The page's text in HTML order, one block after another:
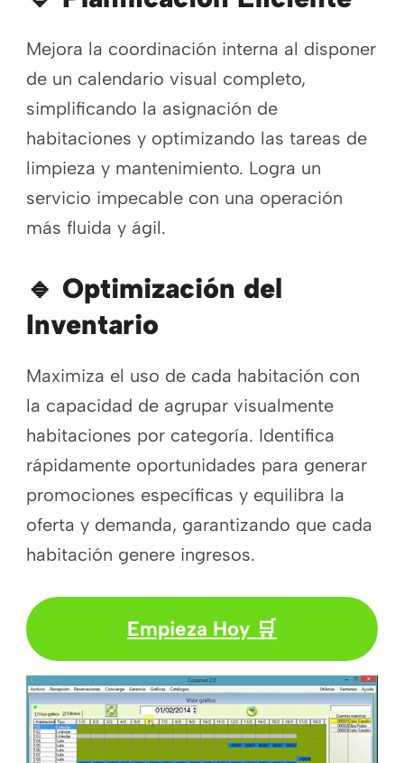
Mejora la coordinación interna al disponer
de un calendario visual completo,
simplificando la asignación de
habitaciones y optimizando las tareas de
limpieza y mantenimiento. Logra un
servicio impecable con una operación
más fluida y ágil.
🔹 Optimización del
Inventario
Maximiza el uso de cada habitación con
la capacidad de agrupar visualmente
habitaciones por categoría. Identifica
rápidamente oportunidades para generar
promociones específicas y equilibra la
oferta y demanda, garantizando que cada
habitación genere ingresos.
Empieza Hoy 🛒